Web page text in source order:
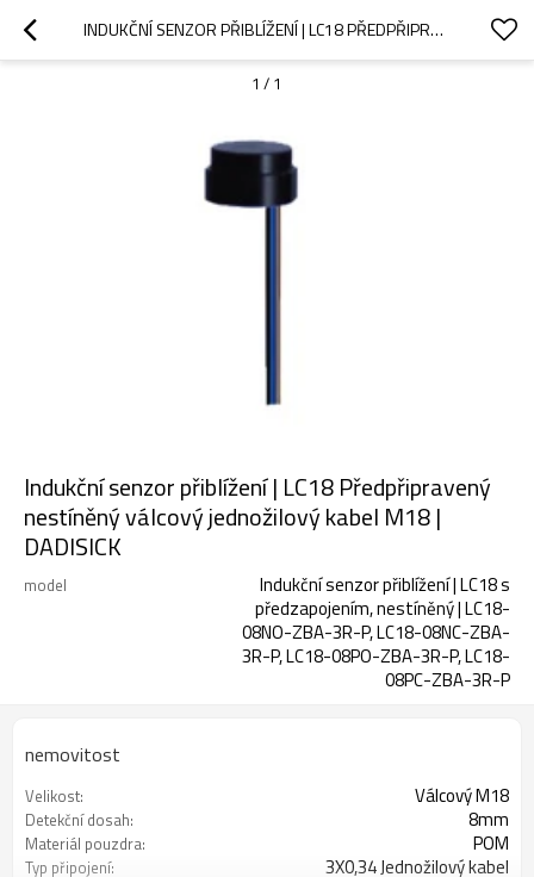
INDUKČNÍ SENZOR PŘIBLÍŽENÍ | LC18 PŘEDPŘIPRAVENÝ NESTÍNĚNÝ VÁLCOVÝ JEDNOŽILOVÝ KABEL M18 | DADISICK
1 / 1
Indukční senzor přiblížení | LC18 Předpřipravený
nestíněný válcový jednožilový kabel M18 |
DADISICK
model
Indukční senzor přiblížení | LC18 s
předzapojením, nestíněný | LC18-
08NO-ZBA-3R-P, LC18-08NC-ZBA-
3R-P, LC18-08PO-ZBA-3R-P, LC18-
08PC-ZBA-3R-P
nemovitost
Velikost: Válcový M18
Detekční dosah: 8mm
Materiál pouzdra: POM
Typ připojení: 3X0,34 Jednožilový kabel